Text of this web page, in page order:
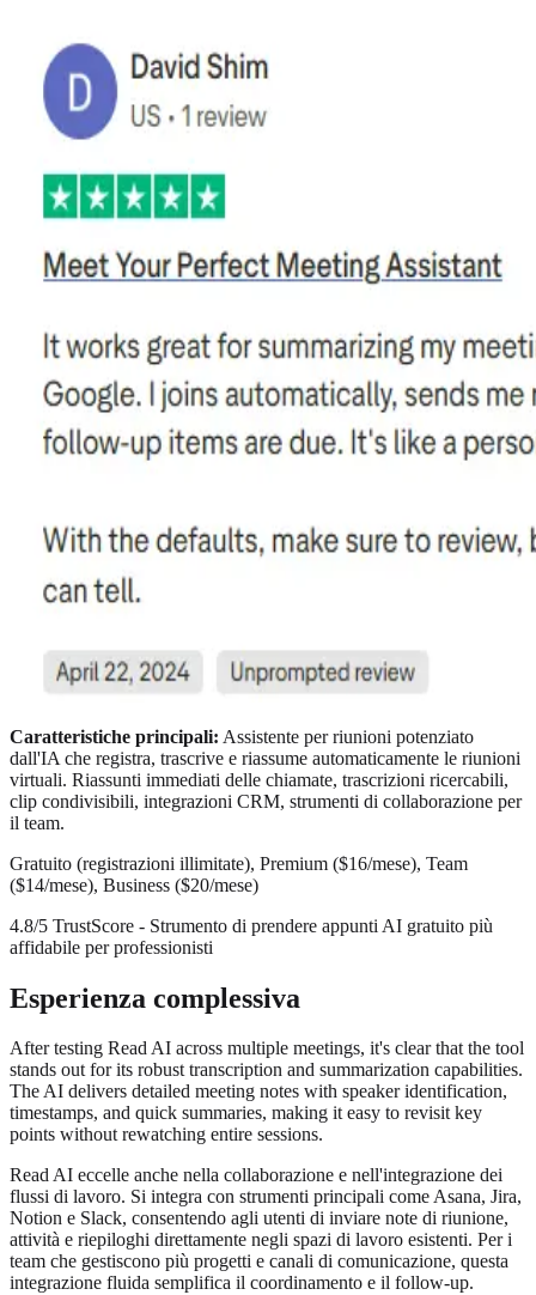
Caratteristiche principali: Assistente per riunioni potenziato
dall'IA che registra, trascrive e riassume automaticamente le riunioni
virtuali. Riassunti immediati delle chiamate, trascrizioni ricercabili,
clip condivisibili, integrazioni CRM, strumenti di collaborazione per
il team.
Gratuito (registrazioni illimitate), Premium ($16/mese), Team
($14/mese), Business ($20/mese)
4.8/5 TrustScore - Strumento di prendere appunti AI gratuito più
affidabile per professionisti
Esperienza complessiva
After testing Read AI across multiple meetings, it's clear that the tool
stands out for its robust transcription and summarization capabilities.
The AI delivers detailed meeting notes with speaker identification,
timestamps, and quick summaries, making it easy to revisit key
points without rewatching entire sessions.
Read AI eccelle anche nella collaborazione e nell'integrazione dei
flussi di lavoro. Si integra con strumenti principali come Asana, Jira,
Notion e Slack, consentendo agli utenti di inviare note di riunione,
attività e riepiloghi direttamente negli spazi di lavoro esistenti. Per i
team che gestiscono più progetti e canali di comunicazione, questa
integrazione fluida semplifica il coordinamento e il follow-up.